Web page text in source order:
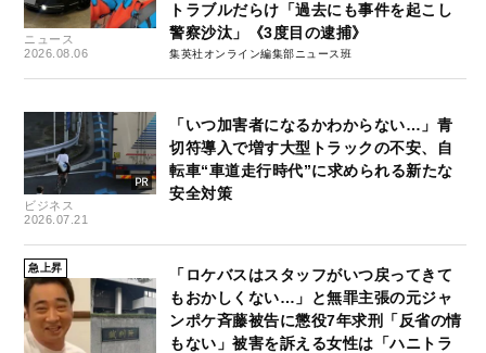
ニュース
2026.08.06
トラブルだらけ「過去にも事件を起こし
警察沙汰」《3度目の逮捕》
集英社オンライン編集部ニュース班
ビジネス
2026.07.21
「いつ加害者になるかわからない…」青
切符導入で増す大型トラックの不安、自
転車“車道走行時代”に求められる新たな
安全対策
急上昇
「ロケバスはスタッフがいつ戻ってきて
もおかしくない…」と無罪主張の元ジャ
ンポケ斉藤被告に懲役7年求刑「反省の情
もない」被害を訴える女性は「ハニトラ